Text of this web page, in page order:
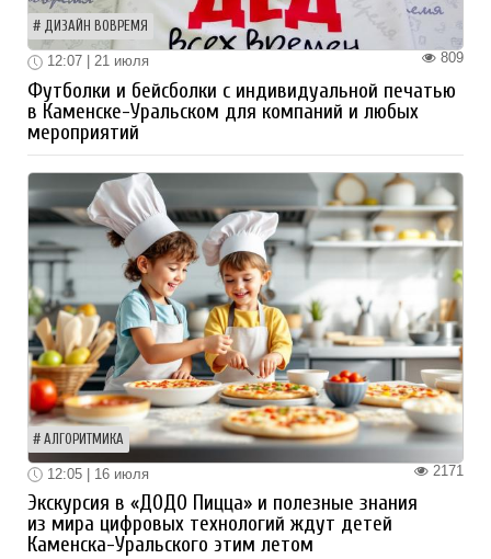
ДИЗАЙН ВОВРЕМЯ
809
12:07 | 21 июля
Футболки и бейсболки с индивидуальной печатью
в Каменске-Уральском для компаний и любых
мероприятий
АЛГОРИТМИКА
2171
12:05 | 16 июля
Экскурсия в «ДОДО Пицца» и полезные знания
из мира цифровых технологий ждут детей
Каменска-Уральского этим летом